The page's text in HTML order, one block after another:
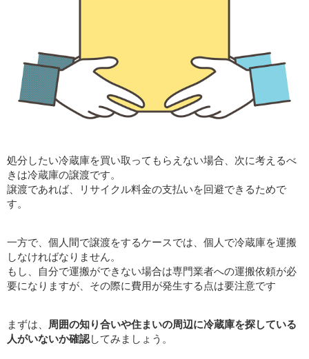
処分したい冷蔵庫を買い取ってもらえない場合、次に考えるべ
きは冷蔵庫の譲渡です。
譲渡であれば、リサイクル料金の支払いを回避できるためで
す。
一方で、個人間で譲渡をするケースでは、個人で冷蔵庫を運搬
しなければなりません。
もし、自分で運搬ができない場合は専門業者への運搬依頼が必
要になりますが、その際に費用が発生する点は要注意です
まずは、
周囲の知り合いや住まいの周辺に冷蔵庫を探している
人がいないか確認してみましょう。